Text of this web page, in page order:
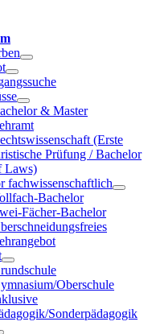
& Master
(Erste
Prüfung / Bachelor
Laws)
fachwissenschaftlich
Bachelor
Fächer-Bachelor
Oberschule
Sonderpädagogik